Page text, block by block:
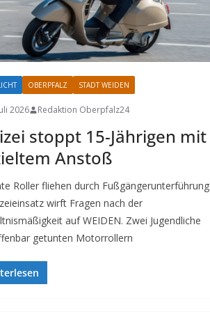
OBERPFALZ STADT WEIDEN
2026 Redaktion Oberpfalz24
stoppt 15-Jährigen mit
Anstoß
Roller fliehen durch Fußgängerunterführung
wirft Fragen nach der
auf WEIDEN. Zwei Jugendliche
getunten Motorrollern